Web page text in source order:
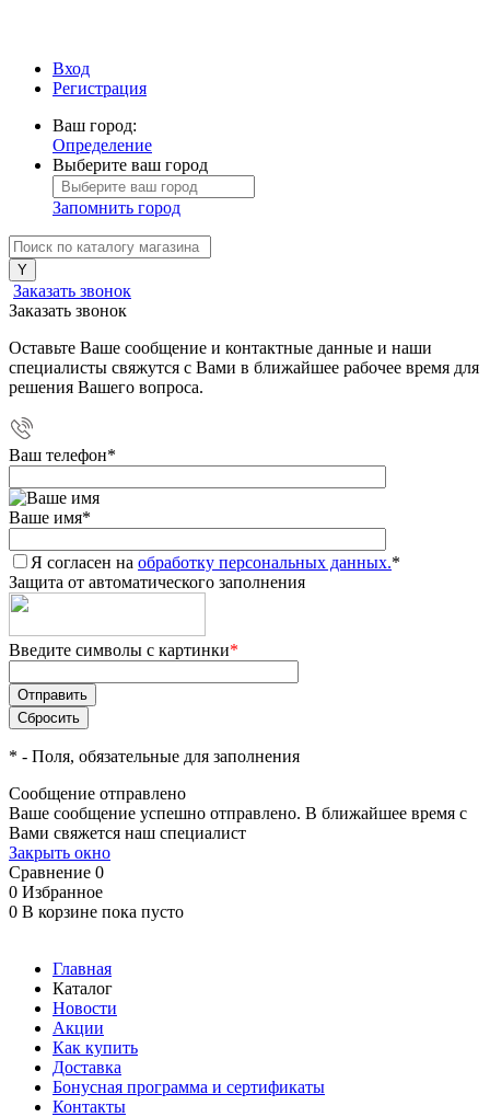
Вход
Регистрация
Ваш город:
Определение
Выберите ваш город
Запомнить город
Заказать звонок
Заказать звонок
Оставьте Ваше сообщение и контактные данные и наши
специалисты свяжутся с Вами в ближайшее рабочее время для
решения Вашего вопроса.
Ваш телефон*
Ваше имя*
Я согласен на обработку персональных данных.*
Защита от автоматического заполнения
Введите символы с картинки*
* - Поля, обязательные для заполнения
Сообщение отправлено
Ваше сообщение успешно отправлено. В ближайшее время с
Вами свяжется наш специалист
Закрыть окно
Сравнение 0
0 Избранное
0 В корзине пока пусто
Главная
Каталог
Новости
Акции
Как купить
Доставка
Бонусная программа и сертификаты
Контакты